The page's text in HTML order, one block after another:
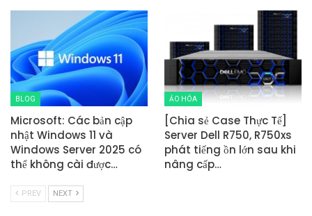
BLOG
Microsoft: Các bản cập
nhật Windows 11 và
Windows Server 2025 có
thể không cài được…
ẢO HÓA
[Chia sẻ Case Thực Tế]
Server Dell R750, R750xs
phát tiếng ồn lớn sau khi
nâng cấp…
PREV NEXT